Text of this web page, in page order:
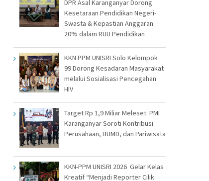
DPR Asal Karanganyar Dorong
Kesetaraan Pendidikan Negeri-
Swasta & Kepastian Anggaran
20% dalam RUU Pendidikan
KKN PPM UNISRI Solo Kelompok
99 Dorong Kesadaran Masyarakat
melalui Sosialisasi Pencegahan
HIV
Target Rp 1,9 Miliar Meleset: PMI
Karanganyar Soroti Kontribusi
Perusahaan, BUMD, dan Pariwisata
KKN-PPM UNISRI 2026 Gelar Kelas
Kreatif “Menjadi Reporter Cilik